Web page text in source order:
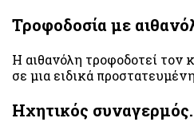
Τροφοδοσία με
Η αιθανόλη τροφοδοτεί τον
σε μια ειδικά
Ηχητικός συναγερμός.